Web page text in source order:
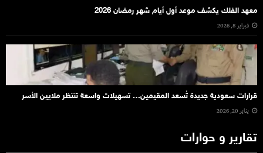
معهد الفلك يكشف موعد أول أيام شهر رمضان 2026
فبراير 8, 2026
قرارات سعودية جديدة تُسعد المقيمين… تسهيلات واسعة تنتظر ملايين الأسر
يناير 20, 2026
تقارير و حوارات